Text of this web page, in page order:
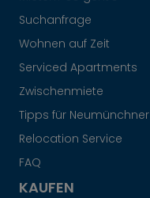
Suchanfrage
Wohnen auf Zeit
Serviced Apartments
Zwischenmiete
Tipps für Neumünchner
Relocation Service
FAQ
KAUFEN